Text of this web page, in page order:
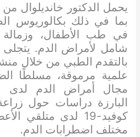
يحمل الدكتور خانديلوال
بما في ذلك بكالوريوس
شامل لأمراض الدم. يتجلى
بالتقدم الطبي من خلال
علمية مرموقة، مسلطًا
مجال أمراض الدم لدى
البارزة دراسات حول زراعة
كوفيد-19 لدى متلقي
مختلف اضطرابات الدم.